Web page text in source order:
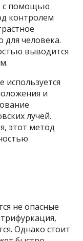
с помощью
контролем
человека.
выводится
и
лучей.
этот метод
не опасные
Однако стоит